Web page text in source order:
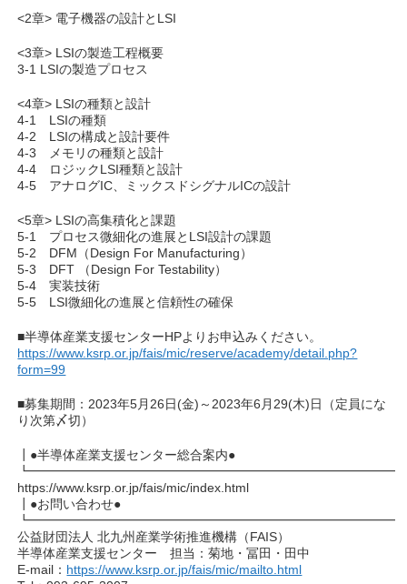
<2章> 電子機器の設計とLSI
<3章> LSIの製造工程概要
3-1 LSIの製造プロセス
<4章> LSIの種類と設計
4-1 LSIの種類
4-2 LSIの構成と設計要件
4-3 メモリの種類と設計
4-4 ロジックLSI種類と設計
4-5 アナログIC、ミックスドシグナルICの設計
<5章> LSIの高集積化と課題
5-1 プロセス微細化の進展とLSI設計の課題
5-2 DFM（Design For Manufacturing）
5-3 DFT （Design For Testability）
5-4 実装技術
5-5 LSI微細化の進展と信頼性の確保
■半導体産業支援センターHPよりお申込みください。
https://www.ksrp.or.jp/fais/mic/reserve/academy/detail.php?
form=99
■募集期間：2023年5月26日(金)～2023年6月29(木)日（定員にな
り次第〆切）
┃●半導体産業支援センター総合案内●
https://www.ksrp.or.jp/fais/mic/index.html
┃●お問い合わせ●
公益財団法人 北九州産業学術推進機構（FAIS）
半導体産業支援センター 担当：菊地・冨田・田中
E-mail： https://www.ksrp.or.jp/fais/mic/mailto.html